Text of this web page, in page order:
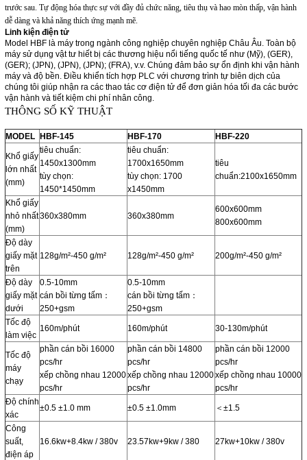
trước sau. Tự động hóa thực sự với đầy đủ chức năng, tiêu thụ và hao mòn thấp, vận hành
dễ dàng và khả năng thích ứng mạnh mẽ.
Linh kiện điện tử
Model HBF là máy trong ngành công nghiệp chuyên nghiệp Châu Âu. Toàn bộ
máy sử dụng vật tư hiết bị các thương hiệu nổi tiếng quốc tế như (Mỹ), (GER),
(GER); (JPN), (JPN), (JPN); (FRA), v.v. Chúng đảm bảo sự ổn định khi vận hành
máy và độ bền. Điều khiển tích hợp PLC với chương trình tự biên dịch của
chúng tôi giúp nhận ra các thao tác cơ điện tử để đơn giản hóa tối đa các bước
vận hành và tiết kiệm chi phí nhân công.
THÔNG SỐ KỸ THUẬT
MODEL HBF-145 HBF-170 HBF-220
Khổ giấy
lớn nhất
(mm)
tiêu chuẩn:
1450x1300mm
tùy chọn:
1450*1450mm
tiêu chuẩn:
1700x1650mm
tùy chọn: 1700
x1450mm
tiêu
chuẩn:2100x1650mm
Khổ giấy
nhỏ nhất
(mm)
360x380mm 360x380mm
600x600mm
800x600mm
Độ dày
giấy mặt
trên
128g/m²-450 g/m² 128g/m²-450 g/m² 200g/m²-450 g/m²
Độ dày
giấy mặt
dưới
0.5-10mm
cán bồi từng tấm：
250+gsm
0.5-10mm
cán bồi từng tấm：
250+gsm
Tốc độ
làm việc
160m/phút 160m/phút 30-130m/phút
Tốc độ
máy
chạy
phần cán bồi 16000
pcs/hr
xếp chồng nhau 12000
pcs/hr
phần cán bồi 14800
pcs/hr
xếp chồng nhau 12000
pcs/hr
phần cán bồi 12000
pcs/hr
xếp chồng nhau 10000
pcs/hr
Độ chính
xác
±0.5 ±1.0 mm ±0.5 ±1.0mm ＜±1.5
Công
suất,
điện áp
16.6kw+8.4kw / 380v 23.57kw+9kw / 380 27kw+10kw / 380v